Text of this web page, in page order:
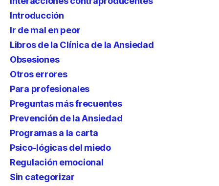
Introducción
Ir de mal en peor
Libros de la Clínica de la Ansiedad
Obsesiones
Otros errores
Para profesionales
Preguntas más frecuentes
Prevención de la Ansiedad
Programas a la carta
Psico-lógicas del miedo
Regulación emocional
Sin categorizar